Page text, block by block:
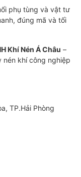
KWD Series là
khí nén. Mua
để trải nghiệm
nghiệp!
phụ tùng và vật tư
đúng mã và tối
Khí Nén Á Châu –
khí công nghiệp
TP.Hải Phòng